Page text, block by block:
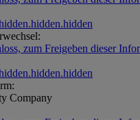
Company